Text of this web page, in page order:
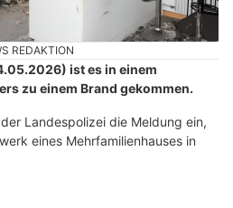
REDAKTION
ist es in einem
zu einem Brand gekommen.
Landespolizei die Meldung ein,
eines Mehrfamilienhauses in